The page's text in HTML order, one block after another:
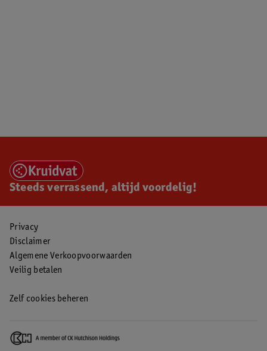
Steeds verrassend, altijd voordelig!
Privacy
Disclaimer
Algemene Verkoopvoorwaarden
Veilig betalen
Zelf cookies beheren